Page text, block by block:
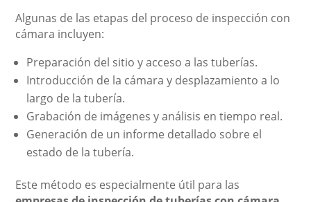
Algunas de las etapas del proceso de inspección con
cámara incluyen:
Preparación del sitio y acceso a las tuberías.
Introducción de la cámara y desplazamiento a lo
largo de la tubería.
Grabación de imágenes y análisis en tiempo real.
Generación de un informe detallado sobre el
estado de la tubería.
Este método es especialmente útil para las